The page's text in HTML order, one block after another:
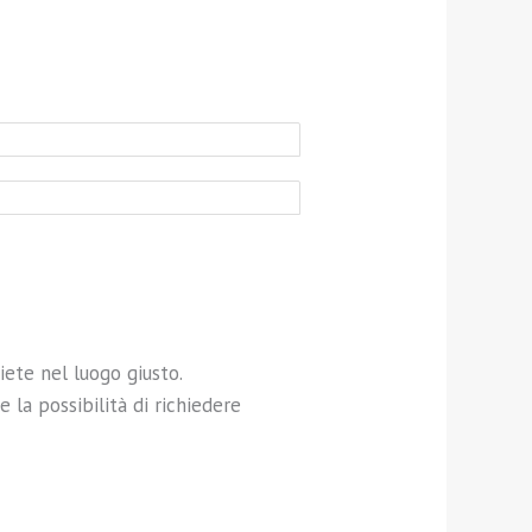
nel luogo giusto.
la possibilità di richiedere